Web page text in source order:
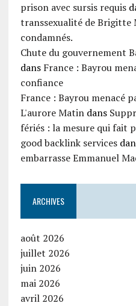
prison avec sursis requis
transsexualité de Brigitte
condamnés.
Chute du gouvernement
dans France : Bayrou
confiance
France : Bayrou menacé
L'aurore Matindans
fériés : la mesure qui fait
good backlink services
embarrasse Emmanuel
ARCHIVES
août 2026
juillet 2026
juin 2026
mai 2026
avril 2026